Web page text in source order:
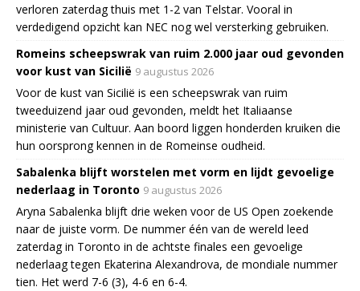
verloren zaterdag thuis met 1-2 van Telstar. Vooral in
verdedigend opzicht kan NEC nog wel versterking gebruiken.
Romeins scheepswrak van ruim 2.000 jaar oud gevonden
voor kust van Sicilië 9 augustus 2026
Voor de kust van Sicilië is een scheepswrak van ruim
tweeduizend jaar oud gevonden, meldt het Italiaanse
ministerie van Cultuur. Aan boord liggen honderden kruiken die
hun oorsprong kennen in de Romeinse oudheid.
Sabalenka blijft worstelen met vorm en lijdt gevoelige
nederlaag in Toronto 9 augustus 2026
Aryna Sabalenka blijft drie weken voor de US Open zoekende
naar de juiste vorm. De nummer één van de wereld leed
zaterdag in Toronto in de achtste finales een gevoelige
nederlaag tegen Ekaterina Alexandrova, de mondiale nummer
tien. Het werd 7-6 (3), 4-6 en 6-4.